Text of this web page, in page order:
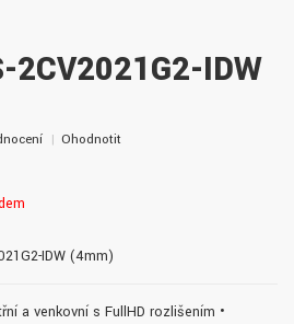
2CV2021G2-IDW
Ohodnotit
IDW (4mm)
a venkovní s FullHD rozlišením •